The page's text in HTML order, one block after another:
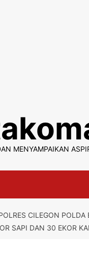
MENYAMPAIKAN
CILEGON POLDA
SAPI DAN 30 EKOR